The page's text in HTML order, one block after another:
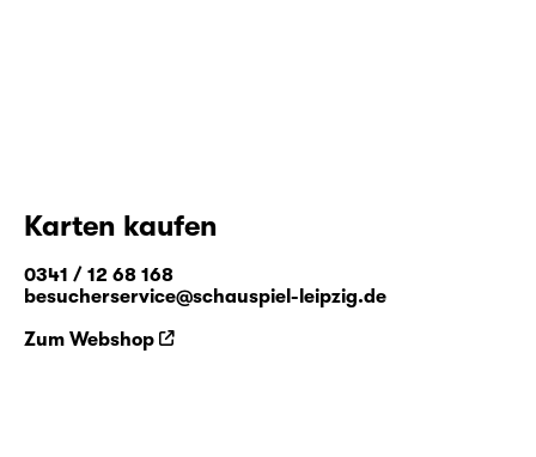
Karten kaufen
0341 / 12 68 168
besucherservice@schauspiel-leipzig.de
Zum Webshop